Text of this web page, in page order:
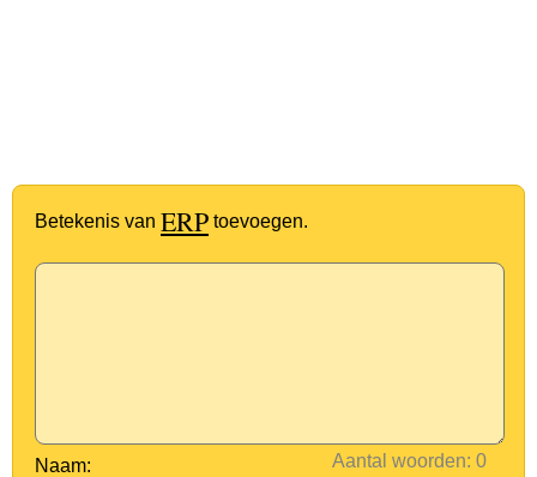
Betekenis van ERP toevoegen.
Aantal woorden:
Naam: